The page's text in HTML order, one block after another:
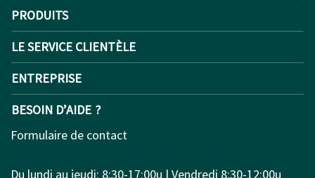
PRODUITS
LE SERVICE CLIENTÈLE
ENTREPRISE
BESOIN D’AIDE ?
Formulaire de contact
Du lundi au jeudi: 8:30-17:00u | Vendredi 8:30-12:00u